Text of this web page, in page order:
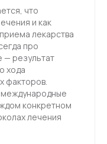
что
и как
лекарства
про
— результат
хода
факторов.
конкретном
лечения